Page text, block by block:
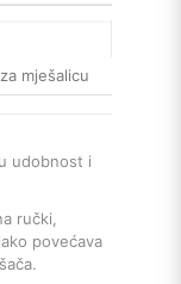
mješalicu
udobnost i
ručki,
povećava